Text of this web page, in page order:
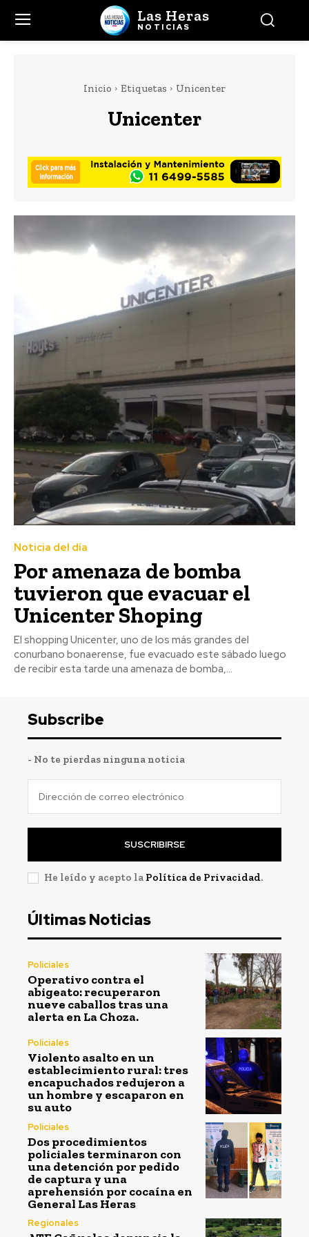
Las Heras
NOTICIAS
Inicio Etiquetas Unicenter
Unicenter
Noticia del día
Por amenaza de bomba
tuvieron que evacuar el
Unicenter Shoping
El shopping Unicenter, uno de los más grandes del
conurbano bonaerense, fue evacuado este sábado luego
de recibir esta tarde una amenaza de bomba,...
Subscribe
- No te pierdas ninguna noticia
SUSCRIBIRSE
He leído y acepto la Política de Privacidad.
Últimas Noticias
Policiales
Operativo contra el
abigeato: recuperaron
nueve caballos tras una
alerta en La Choza.
Policiales
Violento asalto en un
establecimiento rural: tres
encapuchados redujeron a
un hombre y escaparon en
su auto
Policiales
Dos procedimientos
policiales terminaron con
una detención por pedido
de captura y una
aprehensión por cocaína en
General Las Heras
Regionales